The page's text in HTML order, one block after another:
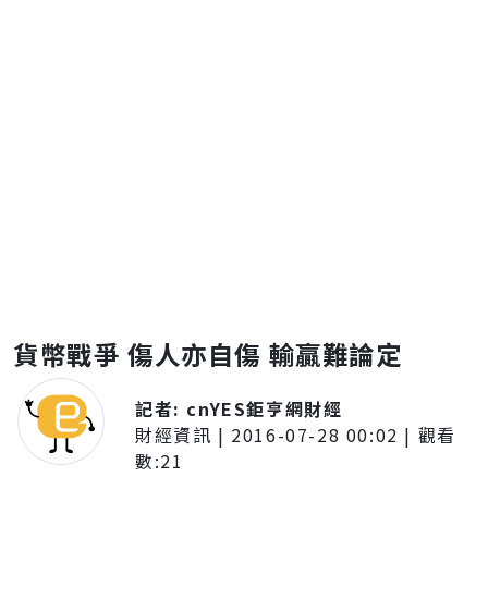
貨幣戰爭 傷人亦自傷 輸贏難論定
記者: cnYES鉅亨網財經
財經資訊 | 2016-07-28 00:02 | 觀看
數:21